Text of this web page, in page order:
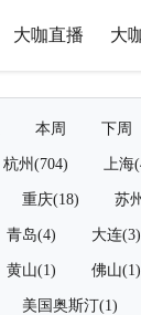
大咖直播 大
本周 下周
杭州(704) 上海
重庆(18) 苏
青岛(4) 大连(3)
黄山(1) 佛山(1)
美国奥斯汀(1)